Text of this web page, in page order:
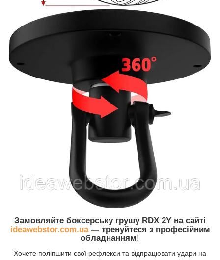
Замовляйте боксерську грушу RDX 2Y на сайті
ideawebstor.com.ua— тренуйтеся з професійним
обладнанням!
Хочете поліпшити свої рефлекси та відпрацювати удари на